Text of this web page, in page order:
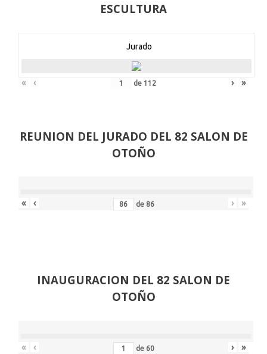
ESCULTURA
Jurado
« ‹ de 112 › »
REUNION DEL JURADO DEL 82 SALON DE
OTOÑO
« ‹ de 86 › »
INAUGURACION DEL 82 SALON DE
OTOÑO
« ‹ de 60 › »